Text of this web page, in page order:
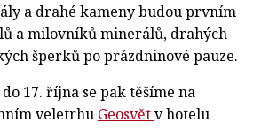
a drahé kameny budou prvním
a milovníků minerálů, drahých
šperků po prázdninové pauze.
17. října se pak těšíme na
veletrhu Geosvětv hotelu